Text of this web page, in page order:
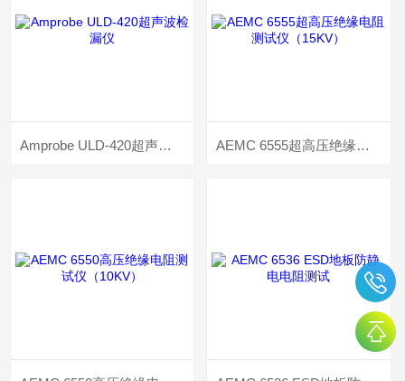
Amprobe ULD-420超声波检漏仪 AEMC 6555超高压绝缘电阻测试仪（15KV）